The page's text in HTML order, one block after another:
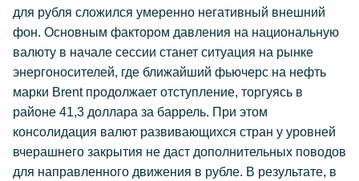
для рубля сложился умеренно негативный внешний
фон. Основным фактором давления на национальную
валюту в начале сессии станет ситуация на рынке
энергоносителей, где ближайший фьючерс на нефть
марки Brent продолжает отступление, торгуясь в
районе 41,3 доллара за баррель. При этом
консолидация валют развивающихся стран у уровней
вчерашнего закрытия не даст дополнительных поводов
для направленного движения в рубле. В результате, в